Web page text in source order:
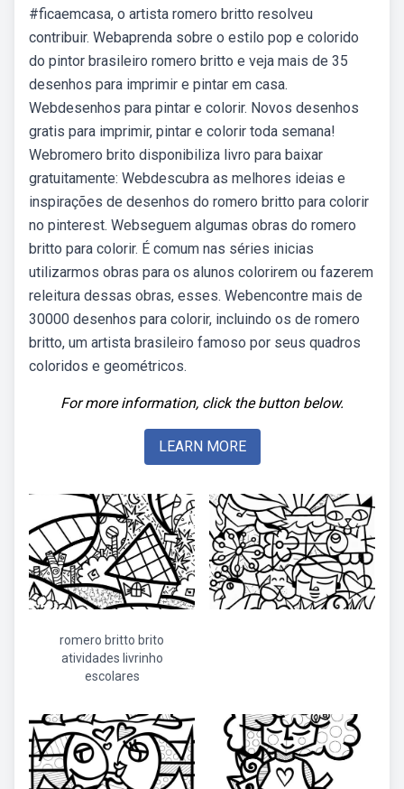
#ficaemcasa, o artista romero britto resolveu
contribuir. Webaprenda sobre o estilo pop e colorido
do pintor brasileiro romero britto e veja mais de 35
desenhos para imprimir e pintar em casa.
Webdesenhos para pintar e colorir. Novos desenhos
gratis para imprimir, pintar e colorir toda semana!
Webromero brito disponibiliza livro para baixar
gratuitamente: Webdescubra as melhores ideias e
inspirações de desenhos do romero britto para colorir
no pinterest. Webseguem algumas obras do romero
britto para colorir. É comum nas séries inicias
utilizarmos obras para os alunos colorirem ou fazerem
releitura dessas obras, esses. Webencontre mais de
30000 desenhos para colorir, incluindo os de romero
britto, um artista brasileiro famoso por seus quadros
coloridos e geométricos.
For more information, click the button below.
LEARN MORE
romero britto brito
atividades livrinho
escolares